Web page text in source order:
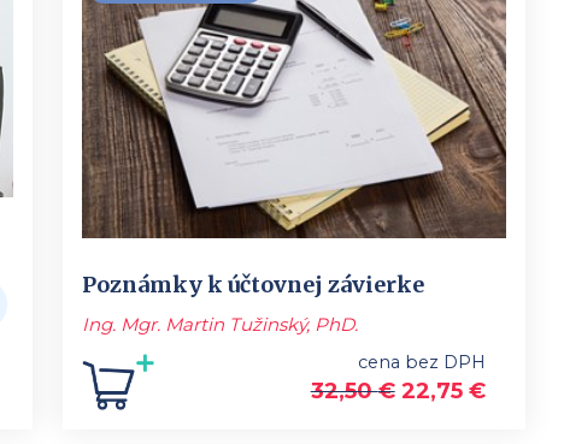
Poznámky k účtovnej závierke
Ing. Mgr. Martin Tužinský, PhD.
cena bez DPH
32,50€ 22,75 €